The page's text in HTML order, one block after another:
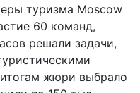
туризма Moscow
60 команд,
решали задачи,
жюри выбрало